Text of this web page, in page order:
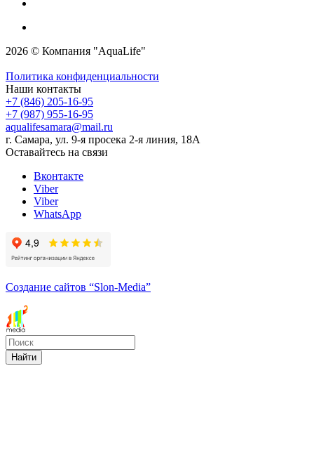
2026 © Компания "AquaLife"
Политика конфиденциальности
Наши контакты
+7 (846) 205-16-95
+7 (987) 955-16-95
aqualifesamara@mail.ru
г. Самара, ул. 9-я просека 2-я линия, 18А
Оставайтесь на связи
Вконтакте
Viber
Viber
WhatsApp
Создание сайтов “Slon-Media”
Найти